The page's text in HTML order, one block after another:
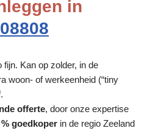
in
Kan op zolder, in de
woon- of werkeenheid (“tiny
offerte, door onze expertise
goedkoper in de regio Zeeland